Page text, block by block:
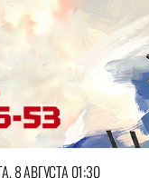
8 АВГУСТА 01:30